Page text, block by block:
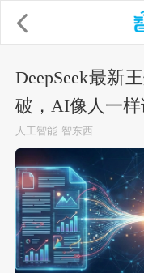
DeepSeek最新
破，AI像人一样
人工智能 智东西